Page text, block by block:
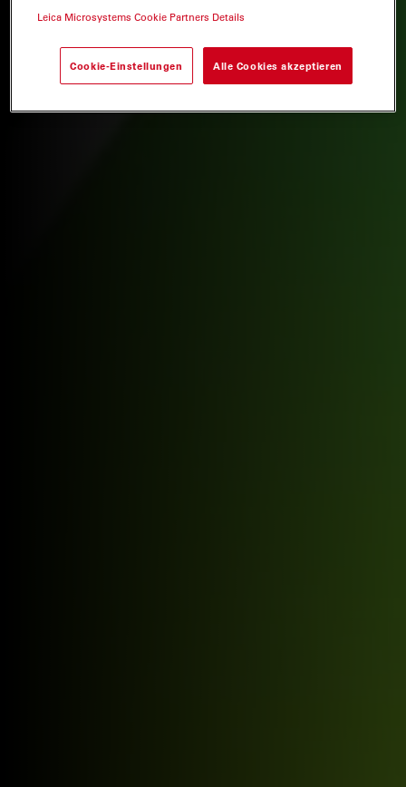
Leica Microsystems Cookie Partners Details
Cookie-Einstellungen Alle Cookies akzeptieren